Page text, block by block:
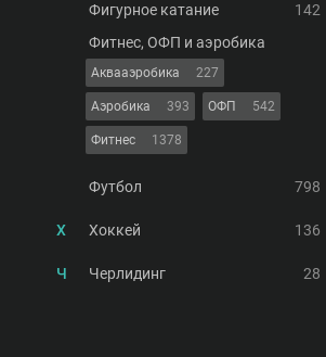
Фигурное катание
142
Фитнес, ОФП и аэробика
Аквааэробика 227
Аэробика 393 ОФП 542
Фитнес 1378
Футбол 798
Х Хоккей 136
Ч Черлидинг 28